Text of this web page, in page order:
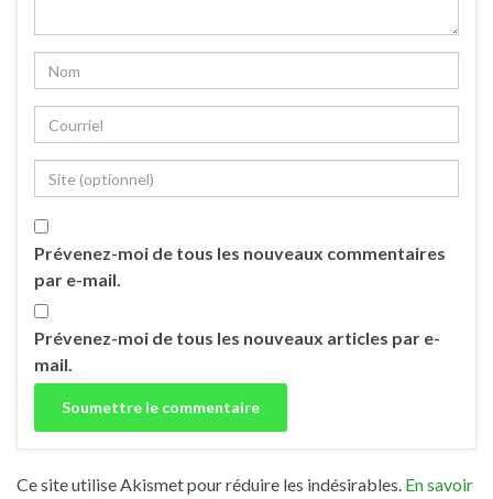
Prévenez-moi de tous les nouveaux commentaires
par e-mail.
Prévenez-moi de tous les nouveaux articles par e-
mail.
Ce site utilise Akismet pour réduire les indésirables. En savoir